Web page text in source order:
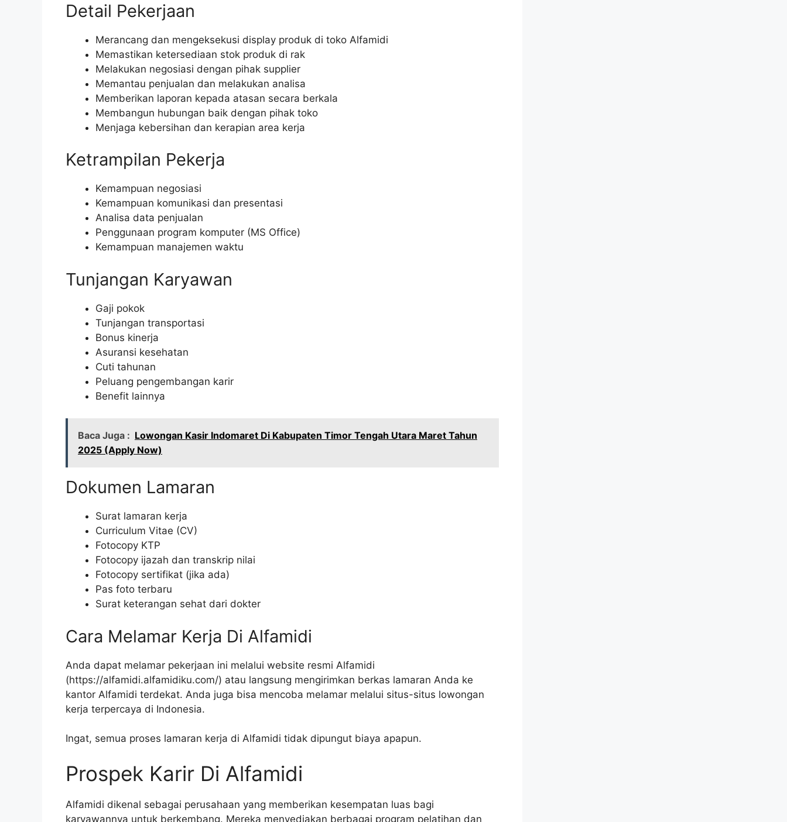
Detail Pekerjaan
Merancang dan mengeksekusi display produk di toko Alfamidi
Memastikan ketersediaan stok produk di rak
Melakukan negosiasi dengan pihak supplier
Memantau penjualan dan melakukan analisa
Memberikan laporan kepada atasan secara berkala
Membangun hubungan baik dengan pihak toko
Menjaga kebersihan dan kerapian area kerja
Ketrampilan Pekerja
Kemampuan negosiasi
Kemampuan komunikasi dan presentasi
Analisa data penjualan
Penggunaan program komputer (MS Office)
Kemampuan manajemen waktu
Tunjangan Karyawan
Gaji pokok
Tunjangan transportasi
Bonus kinerja
Asuransi kesehatan
Cuti tahunan
Peluang pengembangan karir
Benefit lainnya
Baca Juga : Lowongan Kasir Indomaret Di Kabupaten Timor Tengah Utara Maret Tahun
2025 (Apply Now)
Dokumen Lamaran
Surat lamaran kerja
Curriculum Vitae (CV)
Fotocopy KTP
Fotocopy ijazah dan transkrip nilai
Fotocopy sertifikat (jika ada)
Pas foto terbaru
Surat keterangan sehat dari dokter
Cara Melamar Kerja Di Alfamidi
Anda dapat melamar pekerjaan ini melalui website resmi Alfamidi
(https://alfamidi.alfamidiku.com/) atau langsung mengirimkan berkas lamaran Anda ke
kantor Alfamidi terdekat. Anda juga bisa mencoba melamar melalui situs-situs lowongan
kerja terpercaya di Indonesia.
Ingat, semua proses lamaran kerja di Alfamidi tidak dipungut biaya apapun.
Prospek Karir Di Alfamidi
Alfamidi dikenal sebagai perusahaan yang memberikan kesempatan luas bagi
karyawannya untuk berkembang. Mereka menyediakan berbagai program pelatihan dan